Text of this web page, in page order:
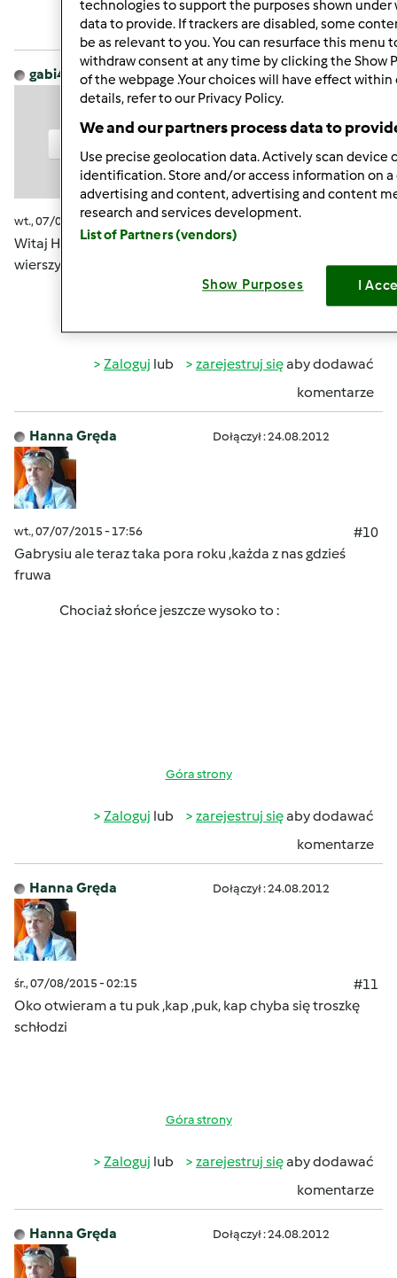
komentarze
gabi49 Dołączył : 29.04.2011
wt., 07/07/2015 - 09:43
Witaj Haniu, samotnie "walczysz". Piękne te Twoje obrazki i
wierszyki
Zaloguj lub zarejestruj sięaby dodawać
komentarze
Hanna Gręda Dołączył : 24.08.2012
wt., 07/07/2015 - 17:56
#10
Gabrysiu ale teraz taka pora roku ,każda z nas gdzieś
fruwa
Chociaż słońce jeszcze wysoko to :
Góra strony
Zaloguj lub zarejestruj sięaby dodawać
komentarze
Hanna Gręda Dołączył : 24.08.2012
śr., 07/08/2015 - 02:15
#11
Oko otwieram a tu puk ,kap ,puk, kap chyba się troszkę
schłodzi
Góra strony
Zaloguj lub zarejestruj sięaby dodawać
komentarze
Hanna Gręda Dołączył : 24.08.2012
technologies to support the purposes shown under
data to provide. If trackers are disabled, some
be as relevant to you. You can resurface this menu
withdraw consent at any time by clicking the Show
of the webpage .Your choices will have effect within
details, refer to our Privacy Policy.
We and our partners process data to
Use precise geolocation data. Actively scan device
identification. Store and/or access information on a
advertising and content, advertising and content
research and services development.
List of Partners (vendors)
Show Purposes I